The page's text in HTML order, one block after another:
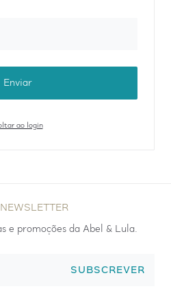
Enviar
ao login
e promoções da Abel & Lula.
SUBSCREVER